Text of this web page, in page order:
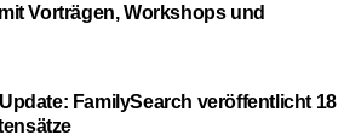
Vorträgen, Workshops und
FamilySearch veröffentlicht 18